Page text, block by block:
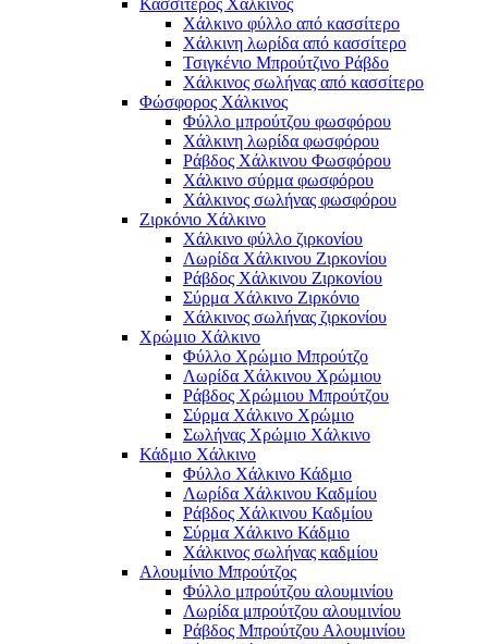
Κασσίτερος Χάλκινος
Χάλκινο φύλλο από κασσίτερο
Χάλκινη λωρίδα από κασσίτερο
Τσιγκένιο Μπρούτζινο Ράβδο
Χάλκινος σωλήνας από κασσίτερο
Φώσφορος Χάλκινος
Φύλλο μπρούτζου φωσφόρου
Χάλκινη λωρίδα φωσφόρου
Ράβδος Χάλκινου Φωσφόρου
Χάλκινο σύρμα φωσφόρου
Χάλκινος σωλήνας φωσφόρου
Ζιρκόνιο Χάλκινο
Χάλκινο φύλλο ζιρκονίου
Λωρίδα Χάλκινου Ζιρκονίου
Ράβδος Χάλκινου Ζιρκονίου
Σύρμα Χάλκινο Ζιρκόνιο
Χάλκινος σωλήνας ζιρκονίου
Χρώμιο Χάλκινο
Φύλλο Χρώμιο Μπρούτζο
Λωρίδα Χάλκινου Χρώμιου
Ράβδος Χρώμιου Μπρούτζου
Σύρμα Χάλκινο Χρώμιο
Σωλήνας Χρώμιο Χάλκινο
Κάδμιο Χάλκινο
Φύλλο Χάλκινο Κάδμιο
Λωρίδα Χάλκινου Καδμίου
Ράβδος Χάλκινου Καδμίου
Σύρμα Χάλκινο Κάδμιο
Χάλκινος σωλήνας καδμίου
Αλουμίνιο Μπρούτζος
Φύλλο μπρούτζου αλουμινίου
Λωρίδα μπρούτζου αλουμινίου
Ράβδος Μπρούτζου Αλουμινίου